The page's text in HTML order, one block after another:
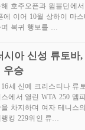
호주오픈과 윔블던에
에 이어 10월 상하이 마
며 복귀 행보를 …
시아 신성 류토바
우승
세 신예 크리스티나 류
에서 열린 WTA 250 멤
차지하며 여자 테니스
랭킹 229위인 류…